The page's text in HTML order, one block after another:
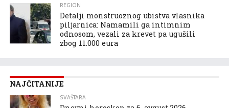
REGION
Detalji monstruoznog ubistva vlasnika
piljarnica: Namamili ga intimnim
odnosom, vezali za krevet pa ugušili
zbog 11.000 eura
NAJČITANIJE
SVAŠTARA